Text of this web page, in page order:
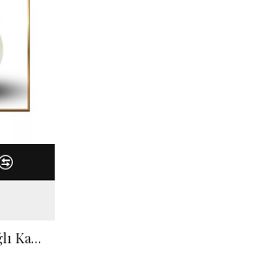
GALANTÉA Tam Yağlı Kaşar Peyniri -300gr-